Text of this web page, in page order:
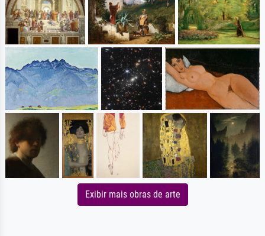
Exibir mais obras de arte